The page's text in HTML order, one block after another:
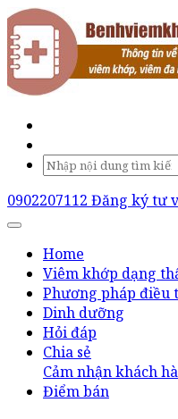
0902207112 Đăng ký tư
Home
Viêm khớp dạng
Phương pháp điều
Dinh dưỡng
Hỏi đáp
Chia sẻ
Cảm nhận khách
Điểm bán